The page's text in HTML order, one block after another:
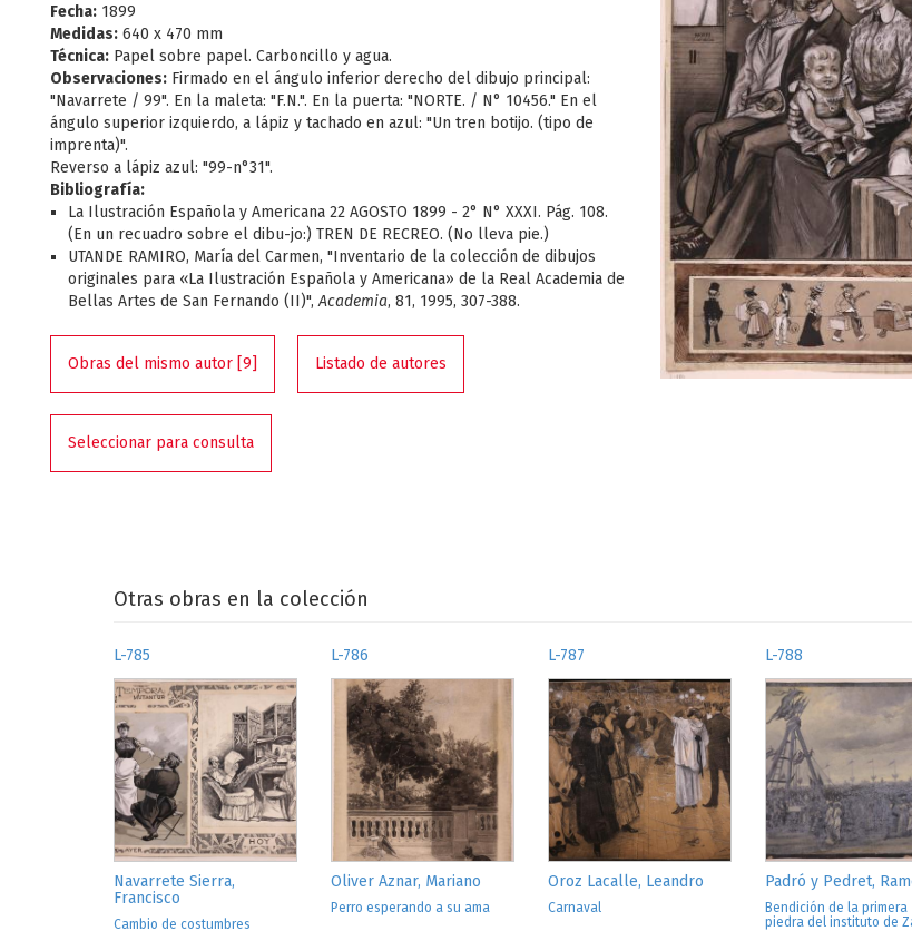
Fecha: 1899
Medidas: 640 x 470 mm
Técnica: Papel sobre papel. Carboncillo y agua.
Observaciones: Firmado en el ángulo inferior derecho del dibujo principal:
"Navarrete / 99". En la maleta: "F.N.". En la puerta: "NORTE. / N° 10456." En el
ángulo superior izquierdo, a lápiz y tachado en azul: "Un tren botijo. (tipo de
imprenta)".
Reverso a lápiz azul: "99-n°31".
Bibliografía:
La Ilustración Española y Americana 22 AGOSTO 1899 - 2° N° XXXI. Pág. 108.
(En un recuadro sobre el dibu-jo:) TREN DE RECREO. (No lleva pie.)
UTANDE RAMIRO, María del Carmen, "Inventario de la colección de dibujos
originales para «La Ilustración Española y Americana» de la Real Academia de
Bellas Artes de San Fernando (II)",Academia, 81, 1995, 307-388.
Obras del mismo autor [9] Listado de autores
Seleccionar para consulta
Otras obras en la colección
L-785
Navarrete Sierra,
Francisco
Cambio de costumbres
L-786
Oliver Aznar, Mariano
Perro esperando a su ama
L-787
Oroz Lacalle, Leandro
Carnaval
L-788
Padró y Pedret,
Bendición de la primera
piedra del instituto de